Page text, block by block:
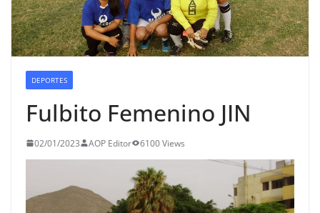
DEPORTES
Fulbito Femenino JIN
02/01/2023 AOP Editor 6100 Views